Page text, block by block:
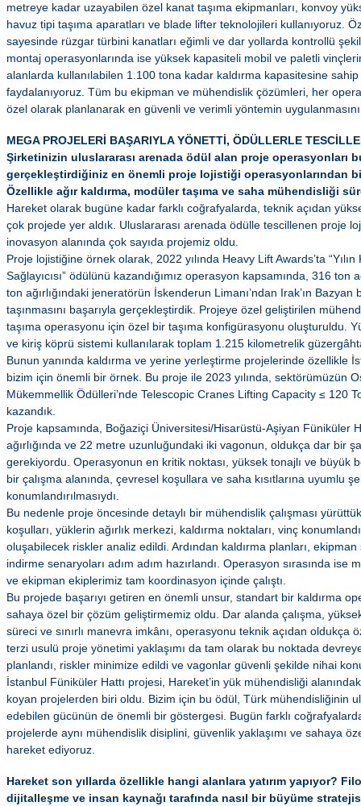
metreye kadar uzayabilen özel kanat taşıma ekipmanları, konvoy
havuz tipi taşıma aparatları ve blade lifter teknolojileri kullanıyoruz.
sayesinde rüzgar türbini kanatları eğimli ve dar yollarda kontrollü
montaj operasyonlarında ise yüksek kapasiteli mobil ve paletli
alanlarda kullanılabilen 1.100 tona kadar kaldırma kapasitesine
faydalanıyoruz. Tüm bu ekipman ve mühendislik çözümleri, her
özel olarak planlanarak en güvenli ve verimli yöntemin uygulanmasını
MEGA PROJELERİ BAŞARIYLA YÖNETTİ, ÖDÜLLERLE
Şirketinizin uluslararası arenada ödül alan proje operasyonları
gerçekleştirdiğiniz en önemli proje lojistiği operasyonlarından
Özellikle ağır kaldırma, modüler taşıma ve saha mühendisliği
Hareket olarak bugüne kadar farklı coğrafyalarda, teknik açıdan
çok projede yer aldık. Uluslararası arenada ödülle tescillenen proje
inovasyon alanında çok sayıda projemiz oldu.
Proje lojistiğine örnek olarak, 2022 yılında Heavy Lift Awards’ta “Yılın
Sağlayıcısı” ödülünü kazandığımız operasyon kapsamında, 316 ton
ton ağırlığındaki jeneratörün İskenderun Limanı’ndan Irak’ın
taşınmasını başarıyla gerçekleştirdik. Projeye özel geliştirilen
taşıma operasyonu için özel bir taşıma konfigürasyonu oluşturuldu.
ve kiriş köprü sistemi kullanılarak toplam 1.215 kilometrelik
Bunun yanında kaldırma ve yerine yerleştirme projelerinde özellikle
bizim için önemli bir örnek. Bu proje ile 2023 yılında, sektörümüzün
Mükemmellik Ödülleri’nde Telescopic Cranes Lifting Capacity ≤ 120
kazandık.
Proje kapsamında, Boğaziçi Üniversitesi/Hisarüstü-Aşiyan Füniküler
ağırlığında ve 22 metre uzunluğundaki iki vagonun, oldukça dar bir
gerekiyordu. Operasyonun en kritik noktası, yüksek tonajlı ve büyük
bir çalışma alanında, çevresel koşullara ve saha kısıtlarına uyumlu
konumlandırılmasıydı.
Bu nedenle proje öncesinde detaylı bir mühendislik çalışması
koşulları, yüklerin ağırlık merkezi, kaldırma noktaları, vinç
oluşabilecek riskler analiz edildi. Ardından kaldırma planları,
indirme senaryoları adım adım hazırlandı. Operasyon sırasında ise
ve ekipman ekiplerimiz tam koordinasyon içinde çalıştı.
Bu projede başarıyı getiren en önemli unsur, standart bir kaldırma
sahaya özel bir çözüm geliştirmemiz oldu. Dar alanda çalışma,
süreci ve sınırlı manevra imkânı, operasyonu teknik açıdan oldukça
terzi usulü proje yönetimi yaklaşımı da tam olarak bu noktada
planlandı, riskler minimize edildi ve vagonlar güvenli şekilde nihai
İstanbul Füniküler Hattı projesi, Hareket’in yük mühendisliği
koyan projelerden biri oldu. Bizim için bu ödül, Türk mühendisliğinin
edebilen gücünün de önemli bir göstergesi. Bugün farklı
projelerde aynı mühendislik disiplini, güvenlik yaklaşımı ve sahaya
hareket ediyoruz.
Hareket son yıllarda özellikle hangi alanlara yatırım yapıyor?
dijitalleşme ve insan kaynağı tarafında nasıl bir büyüme